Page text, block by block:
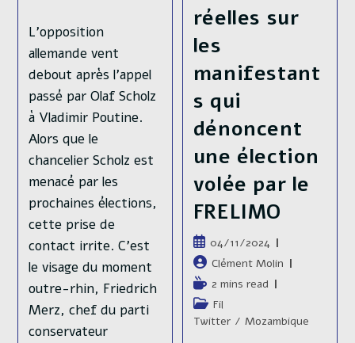
L'opposition
allemande vent
debout après l'appel
passé par Olaf Scholz
à Vladimir Poutine.
Alors que le
chancelier Scholz est
menacé par les
prochaines élections,
cette prise de
contact irrite. C'est
le visage du moment
outre-rhin, Friedrich
Merz, chef du parti
conservateur
réelles sur
les
manifestant
s qui
dénoncent
une élection
volée par le
FRELIMO
Publication
publiée :
04/11/2024
Auteur/autrice
de
la
publication :
Clément Molin
Temps
de
lecture :
2 mins read
Post
category:
Fil
Twitter / Mozambique